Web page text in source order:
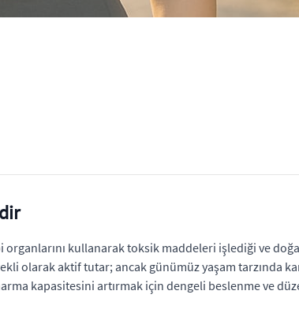
kullanarak toksik maddeleri işlediği ve
olarak aktif tutar; ancak günümüz yaşam tarzında
kapasitesini artırmak için dengeli beslenme ve